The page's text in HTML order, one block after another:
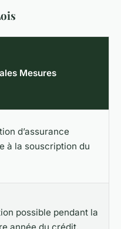
Mesures
d’assurance
à la souscription du
possible pendant la
année du crédit.